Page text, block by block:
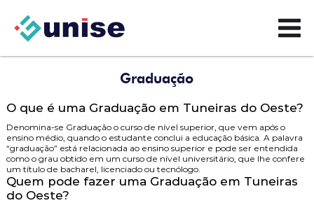
Graduação
O que é uma Graduação em Tuneiras do Oeste?
Denomina-se Graduação o curso de nível superior, que vem após o
ensino médio, quando o estudante conclui a educação básica. A palavra
“graduação” está relacionada ao ensino superior e pode ser entendida
como o grau obtido em um curso de nível universitário, que lhe confere
um título de bacharel, licenciado ou tecnólogo.
Quem pode fazer uma Graduação em Tuneiras
do Oeste?